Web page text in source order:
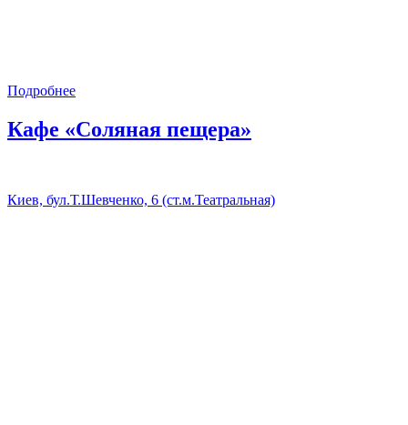
Подробнее
Кафе «Соляная пещера»
Киев, бул.Т.Шевченко, 6 (ст.м.Театральная)